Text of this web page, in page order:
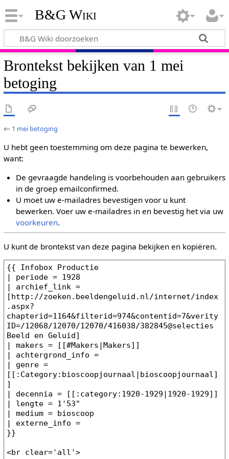
B&G Wiki
Brontekst bekijken van 1 mei
betoging
← 1 mei betoging
U hebt geen toestemming om deze pagina te bewerken,
want:
De gevraagde handeling is voorbehouden aan gebruikers
in de groep emailconfirmed.
U moet uw e-mailadres bevestigen voor u kunt
bewerken. Voer uw e-mailadres in en bevestig het via uw
voorkeuren.
U kunt de brontekst van deze pagina bekijken en kopiëren.